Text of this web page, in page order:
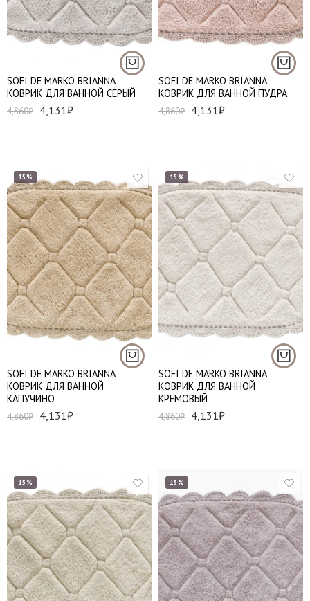
SOFI DE MARKO BRIANNA
КОВРИК ДЛЯ ВАННОЙ СЕРЫЙ
4,860₽ 4,131₽
60*100 см - 1 шт
SOFI DE MARKO BRIANNA
КОВРИК ДЛЯ ВАННОЙ ПУДРА
4,860₽ 4,131₽
60*100 см - 1 шт
15%
SOFI DE MARKO BRIANNA
КОВРИК ДЛЯ ВАННОЙ
КАПУЧИНО
4,860₽ 4,131₽
60*100 см - 1 шт
15%
SOFI DE MARKO BRIANNA
КОВРИК ДЛЯ ВАННОЙ
КРЕМОВЫЙ
4,860₽ 4,131₽
60*100 см - 1 шт
15% 15%